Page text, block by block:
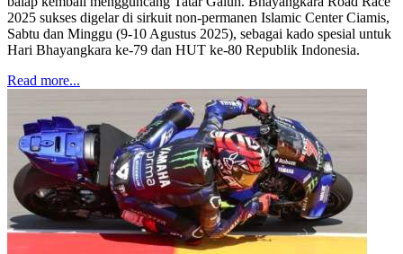
2025 sukses digelar di sirkuit non-permanen Islamic Center Ciamis,
Sabtu dan Minggu (9-10 Agustus 2025), sebagai kado spesial untuk
Hari Bhayangkara ke-79 dan HUT ke-80 Republik Indonesia.
Read more...